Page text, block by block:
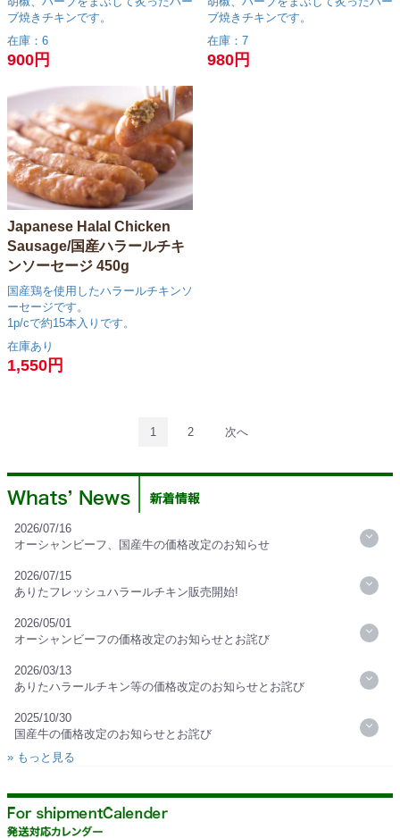
ブ焼きチキンです。
在庫：6
900円
ブ焼きチキンです。
在庫：7
980円
Japanese Halal Chicken
Sausage/国産ハラールチキ
ンソーセージ 450g
国産鶏を使用したハラールチキンソ
ーセージです。
1p/cで約15本入りです。
在庫あり
1,550円
1 2 次へ
2026/07/16
オーシャンビーフ、国産牛の価格改定のお知らせ
2026/07/15
ありたフレッシュハラールチキン販売開始!
2026/05/01
オーシャンビーフの価格改定のお知らせとお詫び
2026/03/13
ありたハラールチキン等の価格改定のお知らせとお詫び
2025/10/30
国産牛の価格改定のお知らせとお詫び
» もっと見る